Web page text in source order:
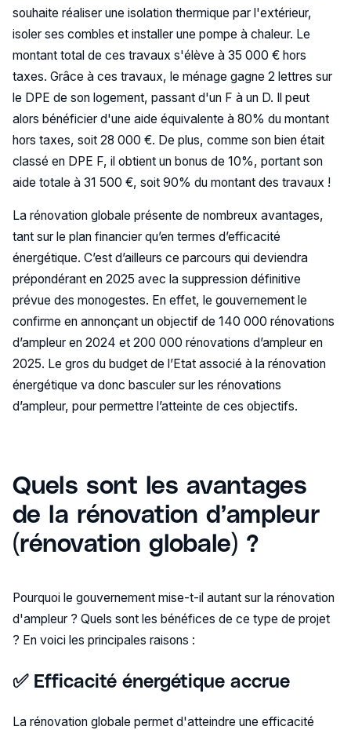
souhaite réaliser une isolation thermique par l'extérieur,
isoler ses combles et installer une pompe à chaleur. Le
montant total de ces travaux s'élève à 35 000 € hors
taxes. Grâce à ces travaux, le ménage gagne 2 lettres sur
le DPE de son logement, passant d'un F à un D. Il peut
alors bénéficier d'une aide équivalente à 80% du montant
hors taxes, soit 28 000 €. De plus, comme son bien était
classé en DPE F, il obtient un bonus de 10%, portant son
aide totale à 31 500 €, soit 90% du montant des travaux !
La rénovation globale présente de nombreux avantages,
tant sur le plan financier qu’en termes d’efficacité
énergétique. C’est d’ailleurs ce parcours qui deviendra
prépondérant en 2025 avec la suppression définitive
prévue des monogestes. En effet, le gouvernement le
confirme en annonçant un objectif de 140 000 rénovations
d’ampleur en 2024 et 200 000 rénovations d’ampleur en
2025. Le gros du budget de l’Etat associé à la rénovation
énergétique va donc basculer sur les rénovations
d’ampleur, pour permettre l’atteinte de ces objectifs.
Quels sont les avantages
de la rénovation d’ampleur
(rénovation globale) ?
Pourquoi le gouvernement mise-t-il autant sur la rénovation
d'ampleur ? Quels sont les bénéfices de ce type de projet
? En voici les principales raisons :
✅ Efficacité énergétique accrue
La rénovation globale permet d'atteindre une efficacité